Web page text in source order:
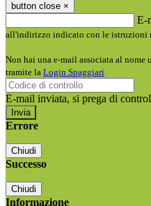
button close ×
E-
all'indirizzo indicato con le istruzioni
Non hai una e-mail associata al nome
tramite la Login Spaggiari
E-mail inviata, si prega di
Errore
Chiudi
Successo
Chiudi
Informazione